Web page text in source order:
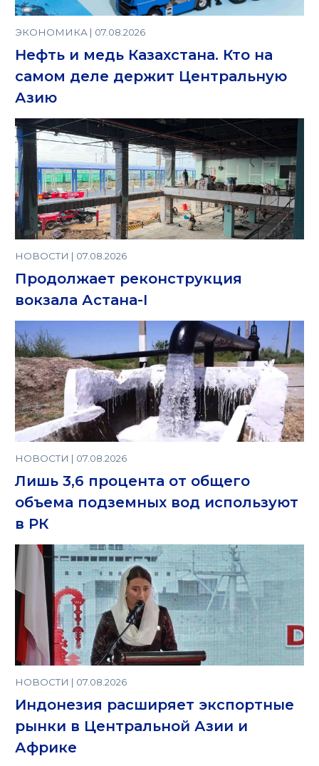
ЭКОНОМИКА | 07.08.2026
Нефть и медь Казахстана. Кто на
самом деле держит Центральную
Азию
НОВОСТИ | 07.08.2026
Продолжает реконструкция
вокзала Астана-I
НОВОСТИ | 07.08.2026
Лишь 3,6 процента от общего
объема подземных вод используют
в РК
НОВОСТИ | 07.08.2026
Индонезия расширяет экспортные
рынки в Центральной Азии и
Африке